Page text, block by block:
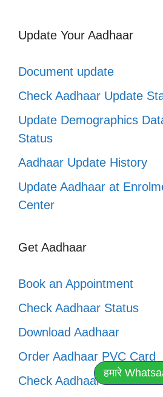
Update Your Aadhaar
Document update
Check Aadhaar Update
Update Demographics
Status
Aadhaar Update History
Update Aadhaar at
Center
Get Aadhaar
Book an Appointment
Check Aadhaar Status
Download Aadhaar
Order Aadhaar PVC Card
Check Aadhaar PVC Card
हमारे